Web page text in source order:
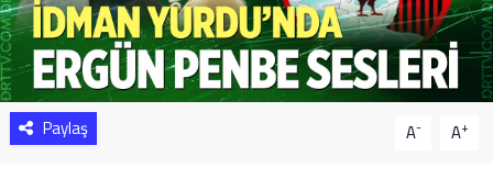
Paylaş A- A+
Resmi Reklam